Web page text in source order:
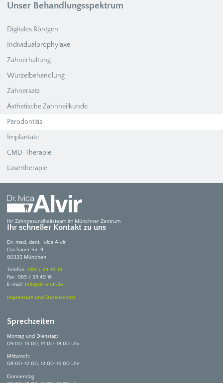
Unser Behandlungsspektrum
Digitales Röntgen
Individualprophylaxe
Zahnerhaltung
Wurzelbehandlung
Zahnersatz
Ästhetische Zahnheilkunde
Parodontitis
Implantate
CMD-Therapie
Lasertherapie
Ihr Zahngesundheitsteam im Münchner Zentrum
Ihr schneller Kontakt zu uns
Dr. med. dent. Ivica Alvir
Dachauer Str. 9
80335 München
Telefon: 089 / 59 49 18
Fax: 089 / 59 49 16
E-mail: info@dr-alvir.de
Impressum und Datenschutz
Sprechzeiten
Montag und Dienstag:
09:00–13:00, 14:00–18:00 Uhr
Mittwoch:
08:00–12:00, 13:00–16:00 Uhr
Donnerstag: